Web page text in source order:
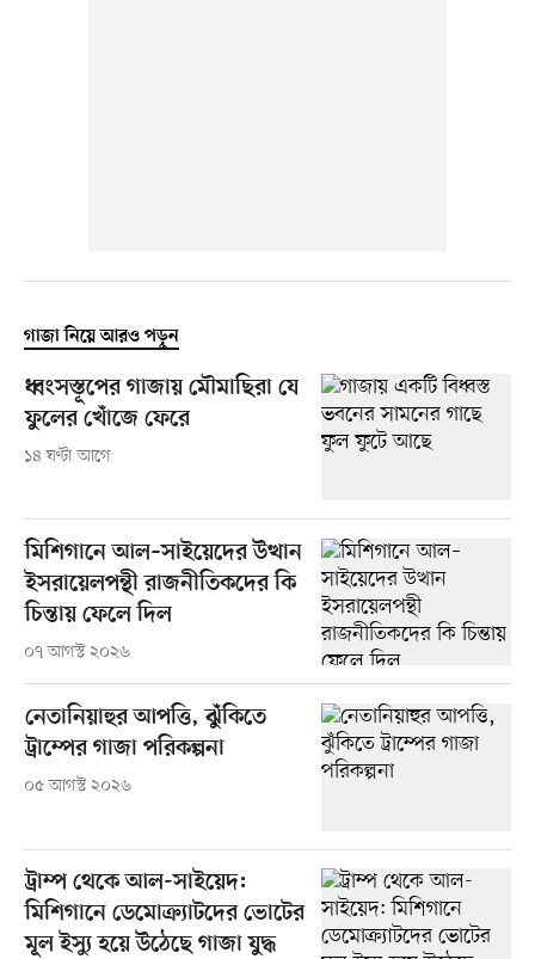
গাজা নিয়ে আরও পড়ুন
ধ্বংসস্তূপের গাজায় মৌমাছিরা যে
ফুলের খোঁজে ফেরে
১৪ ঘণ্টা আগে
মিশিগানে আল–সাইয়েদের উত্থান
ইসরায়েলপন্থী রাজনীতিকদের কি
চিন্তায় ফেলে দিল
০৭ আগস্ট ২০২৬
নেতানিয়াহুর আপত্তি, ঝুঁকিতে
ট্রাম্পের গাজা পরিকল্পনা
০৫ আগস্ট ২০২৬
ট্রাম্প থেকে আল-সাইয়েদ:
মিশিগানে ডেমোক্র্যাটদের ভোটের
মূল ইস্যু হয়ে উঠেছে গাজা যুদ্ধ